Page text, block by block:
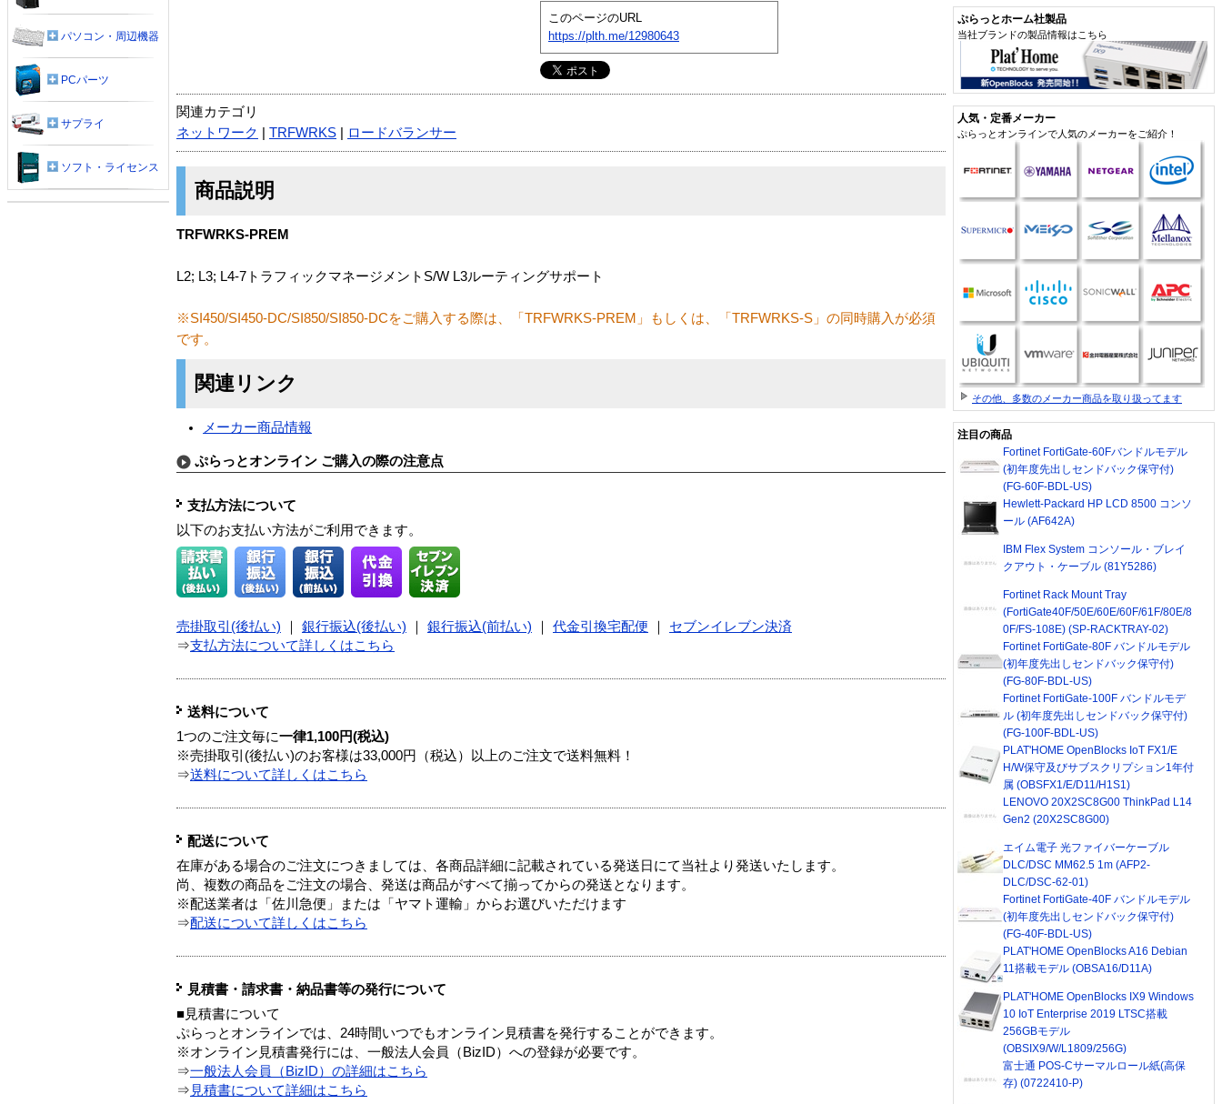
このページのURL
https://plth.me/12980643
関連カテゴリ
ネットワーク
TRFWRKS ロードバランサー
商品説明
TRFWRKS-PREM
L2; L3; L4-7トラフィックマネージメントS/W L3ルーティングサポート
※SI450/SI450-DC/SI850/SI850-DCをご購入する際は、「TRFWRKS-PREM」もしくは、「TRFWRKS-S」の同時購入が必須
です。
関連リンク
メーカー商品情報
ぷらっとオンライン ご購入の際の注意点
支払方法について
以下のお支払い方法がご利用できます。
売掛取引(後払い) 銀行振込(後払い) 銀行振込(前払い) 代金引換宅配便
セブンイレブン決済
⇒支払方法について詳しくはこちら
送料について
1つのご注文毎に一律1,100円(税込)
※売掛取引(後払い)のお客様は33,000円（税込）以上のご注文で送料無料！
⇒送料について詳しくはこちら
配送について
在庫がある場合のご注文につきましては、各商品詳細に記載されている発送日にて当社より発送いたします。
尚、複数の商品をご注文の場合、発送は商品がすべて揃ってからの発送となります。
※配送業者は「佐川急便」または「ヤマト運輸」からお選びいただけます
⇒配送について詳しくはこちら
見積書・請求書・納品書等の発行について
■見積書について
ぷらっとオンラインでは、24時間いつでもオンライン見積書を発行することができます。
※オンライン見積書発行には、一般法人会員（BizID）への登録が必要です。
⇒一般法人会員（BizID）の詳細はこちら
⇒ 見積書について詳細はこちら
パソコン・周辺機器
PCパーツ
サプライ
ソフト・ライセンス
ぷらっとホーム社製品
当社ブランドの製品情報はこちら
人気・定番メーカー
ぷらっとオンラインで人気のメーカーをご紹介！
その他、多数のメーカー商品を取り扱ってます
注目の商品
Fortinet FortiGate-60Fバンドルモデル
(初年度先出しセンドバック保守付)
(FG-60F-BDL-US)
Hewlett-Packard HP LCD 8500 コンソ
ール (AF642A)
IBM Flex System コンソール・ブレイ
クアウト・ケーブル (81Y5286)
Fortinet Rack Mount Tray
(FortiGate40F/50E/60E/60F/61F/80E/8
0F/FS-108E) (SP-RACKTRAY-02)
Fortinet FortiGate-80F バンドルモデル
(初年度先出しセンドバック保守付)
(FG-80F-BDL-US)
Fortinet FortiGate-100F バンドルモデ
ル (初年度先出しセンドバック保守付)
(FG-100F-BDL-US)
PLAT'HOME OpenBlocks IoT FX1/E
H/W保守及びサブスクリプション1年付
属 (OBSFX1/E/D11/H1S1)
LENOVO 20X2SC8G00 ThinkPad L14
Gen2 (20X2SC8G00)
エイム電子 光ファイバーケーブル
DLC/DSC MM62.5 1m (AFP2-
DLC/DSC-62-01)
Fortinet FortiGate-40F バンドルモデル
(初年度先出しセンドバック保守付)
(FG-40F-BDL-US)
PLAT'HOME OpenBlocks A16 Debian
11搭載モデル (OBSA16/D11A)
PLAT'HOME OpenBlocks IX9 Windows
10 IoT Enterprise 2019 LTSC搭載
256GBモデル
(OBSIX9/W/L1809/256G)
富士通 POS-Cサーマルロール紙(高保
存) (0722410-P)